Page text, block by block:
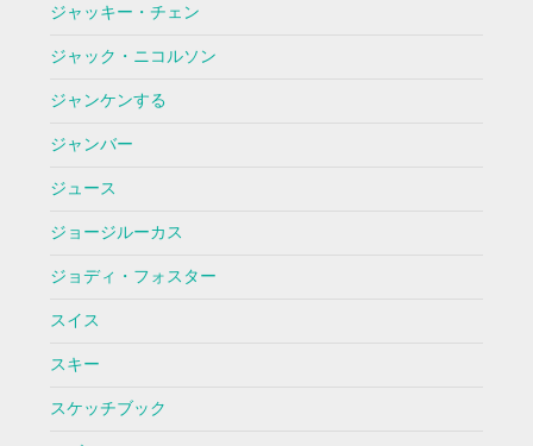
ジャッキー・チェン
ジャック・ニコルソン
ジャンケンする
ジャンバー
ジュース
ジョージルーカス
ジョディ・フォスター
スイス
スキー
スケッチブック